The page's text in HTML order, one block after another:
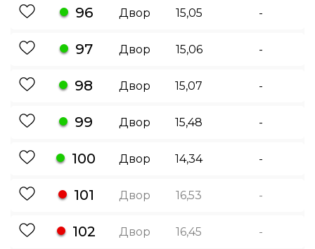
96 Двор 15,05 -
97 Двор 15,06 -
98 Двор 15,07 -
99 Двор 15,48 -
100 Двор 14,34 -
101 Двор 16,53 -
102 Двор 16,45 -